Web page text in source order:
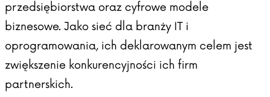
przedsiębiorstwa oraz cyfrowe modele
biznesowe. Jako sieć dla branży IT i
oprogramowania, ich deklarowanym celem jest
zwiększenie konkurencyjności ich firm
partnerskich.